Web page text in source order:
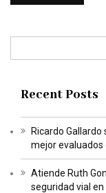
Recent Posts
Ricardo
mejor evaluados
Atiende Ruth
seguridad vial